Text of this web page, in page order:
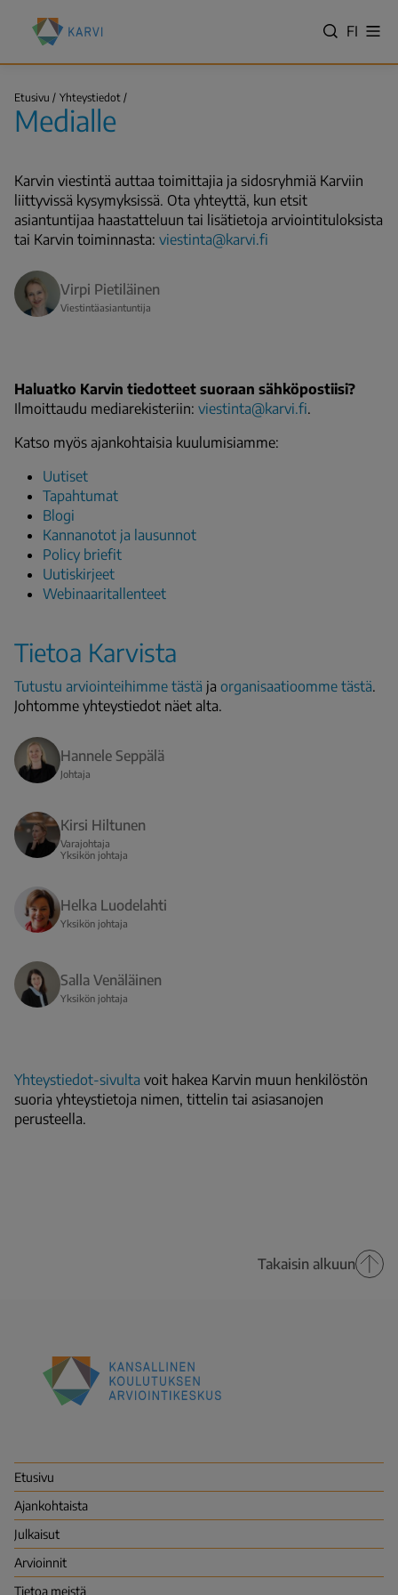
pääsisältöön
Kansallinen
koulutuksen
arviointikeskus
SUOMI
FI
Murupolku
Etusivu Yhteystiedot
Medialle
Karvin viestintä auttaa toimittajia ja sidosryhmiä Karviin
liittyvissä kysymyksissä. Ota yhteyttä, kun etsit
asiantuntijaa haastatteluun tai lisätietoja arviointituloksista
tai Karvin toiminnasta: viestinta@karvi.fi
Virpi Pietiläinen
Viestintäasiantuntija
Haluatko Karvin tiedotteet suoraan sähköpostiisi?
Ilmoittaudu mediarekisteriin: viestinta@karvi.fi.
Katso myös ajankohtaisia kuulumisiamme:
Uutiset
Tapahtumat
Blogi
Kannanotot ja lausunnot
Policy briefit
Uutiskirjeet
Webinaaritallenteet
Tietoa Karvista
Tutustu arviointeihimme tästä ja organisaatioomme tästä.
Johtomme yhteystiedot näet alta.
Hannele Seppälä
Johtaja
Kirsi Hiltunen
Varajohtaja
Yksikön johtaja
Helka Luodelahti
Yksikön johtaja
Salla Venäläinen
Yksikön johtaja
Yhteystiedot-sivulta voit hakea Karvin muun henkilöstön
suoria yhteystietoja nimen, tittelin tai asiasanojen
perusteella.
Takaisin alkuun
(Karvi)
Etusivu
Ajankohtaista
Julkaisut
Arvioinnit
Tietoa meistä